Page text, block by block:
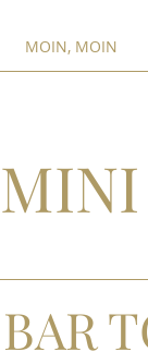
MOIN, MOIN
MINI
BAR